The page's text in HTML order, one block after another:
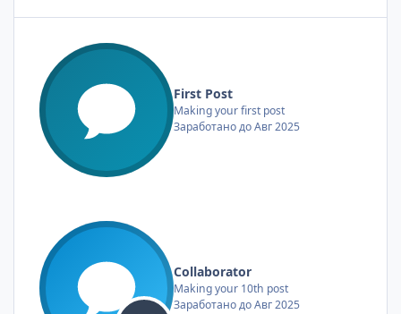
First Post
Making your first post
Заработано до Авг 2025
Collaborator
Making your 10th post
Заработано до Авг 2025